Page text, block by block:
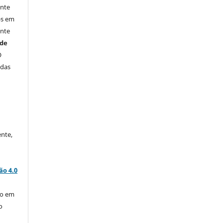
em
4.0
em